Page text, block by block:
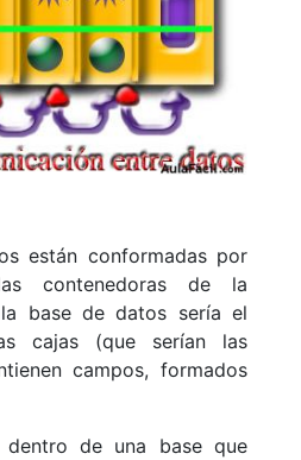
están conformadas por
contenedoras de la
base de datos sería el
cajas (que serían las
campos, formados
dentro de una base que